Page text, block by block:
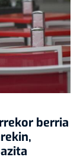
berria